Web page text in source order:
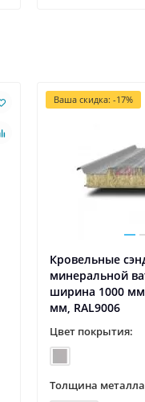
Ваша скидка: -17%
Кровельные
минеральной
ширина 1000
мм, RAL9006
Цвет покрытия:
Толщина